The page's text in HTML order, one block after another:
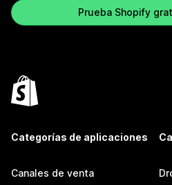
Prueba Shopify
Categorías de aplicaciones
Canales de venta